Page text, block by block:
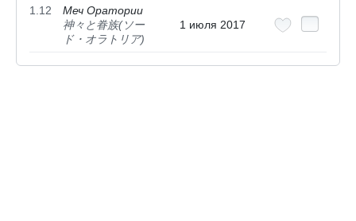
1.12
Меч Оратории
神々と眷族(ソー
ド・オラトリア)
1 июля 2017